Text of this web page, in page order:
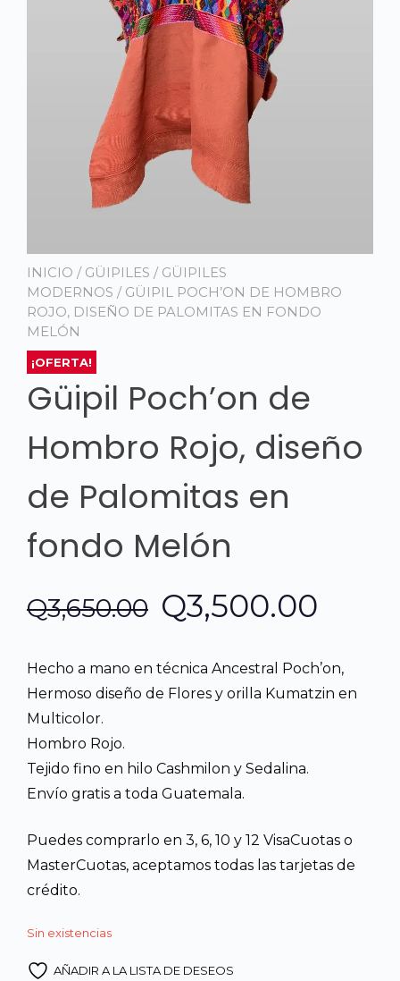
INICIO / GÜIPILES / GÜIPILES
MODERNOS / GÜIPIL POCH’ON DE HOMBRO
ROJO, DISEÑO DE PALOMITAS EN FONDO
MELÓN
¡OFERTA!
Güipil Poch’on de
Hombro Rojo, diseño
de Palomitas en
fondo Melón
Q3,650.00 El
precio
original
Q3,650.00.
Q3,500.00
Hecho a mano en técnica Ancestral Poch’on,
Hermoso diseño de Flores y orilla Kumatzin en
Multicolor.
Hombro Rojo.
Tejido fino en hilo Cashmilon y Sedalina.
Envío gratis a toda Guatemala.
Puedes comprarlo en 3, 6, 10 y 12 VisaCuotas o
MasterCuotas, aceptamos todas las tarjetas de
crédito.
Sin existencias
AÑADIR A LA LISTA DE DESEOS